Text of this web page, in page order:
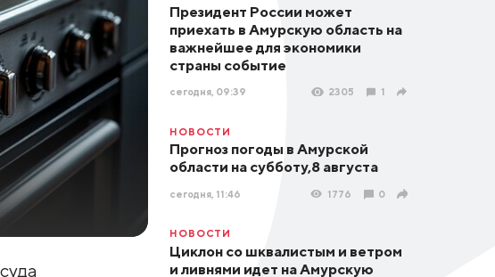
Президент России может
приехать в Амурскую область на
важнейшее для экономики
страны событие
сегодня, 09:39 2305 1
НОВОСТИ
Прогноз погоды в Амурской
области на субботу,8 августа
сегодня, 11:46 1776 0
НОВОСТИ
Циклон со шквалистым и ветром
и ливнями идет на Амурскую